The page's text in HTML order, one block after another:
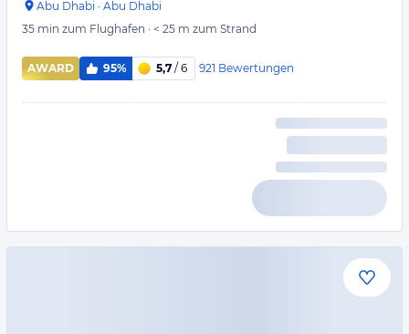
Abu Dhabi · Abu Dhabi
35 min zum Flughafen · < 25 m zum Strand
AWARD 95% 5,7 / 6 921 Bewertungen